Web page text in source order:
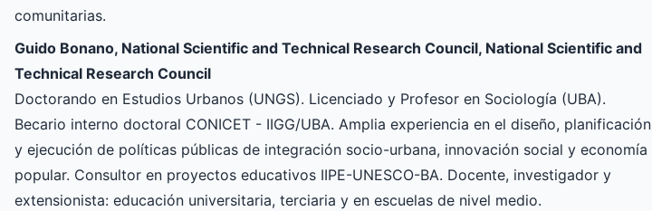
comunitarias.
Guido Bonano, National Scientific and Technical Research Council, National Scientific and
Technical Research Council
Doctorando en Estudios Urbanos (UNGS). Licenciado y Profesor en Sociología (UBA).
Becario interno doctoral CONICET - IIGG/UBA. Amplia experiencia en el diseño, planificación
y ejecución de políticas públicas de integración socio-urbana, innovación social y economía
popular. Consultor en proyectos educativos IIPE-UNESCO-BA. Docente, investigador y
extensionista: educación universitaria, terciaria y en escuelas de nivel medio.